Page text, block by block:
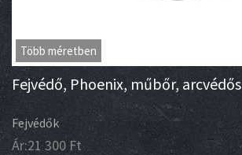
Több méretben
Fejvédő, Phoenix, műbőr, arcvédős
Fejvédők
Ár:21 300Ft